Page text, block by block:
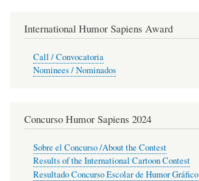
International Humor Sapiens Award
Call / Convocatoria
Nominees / Nominados
Concurso Humor Sapiens 2024
Sobre el Concurso /About the Contest
Results of the International Cartoon Contest
Resultado Concurso Escolar de Humor Gráfico